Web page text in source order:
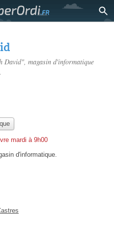
David", magasin d'informatique
mardi à 9h00
d'informatique.